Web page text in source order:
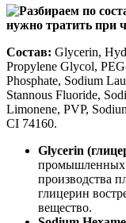
Состав: Glycerin,
Propylene Glycol,
Phosphate, Sodium
Stannous Fluoride,
Limonene, PVP,
CI 74160.
Glycerin
производства
глицерин
вещество.